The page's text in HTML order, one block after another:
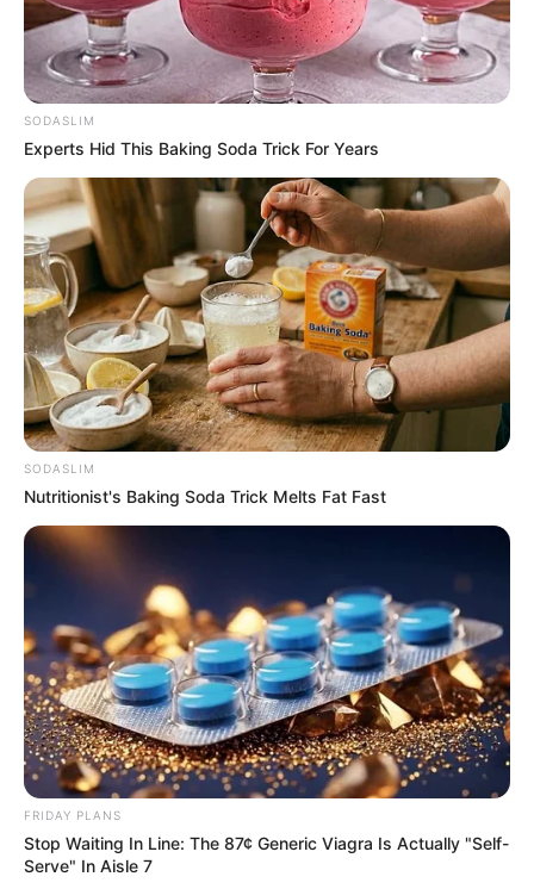
SODASLIM
Experts Hid This Baking Soda Trick For Years
SODASLIM
Nutritionist's Baking Soda Trick Melts Fat Fast
FRIDAY PLANS
Stop Waiting In Line: The 87¢ Generic Viagra Is Actually "Self-
Serve" In Aisle 7